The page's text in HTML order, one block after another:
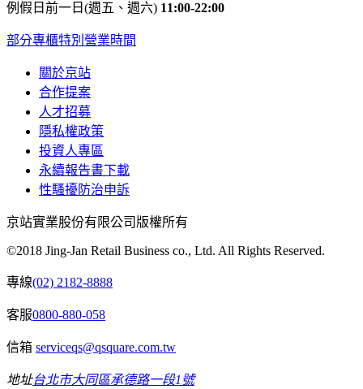
例假日前一日(週五、週六) 11:00-22:00
部分專櫃特別營業時間
關於京站
合作提案
人才招募
隱私權政策
投資人專區
永續報告書下載
性騷擾防治申訴
京站實業股份有限公司版權所有
©2018 Jing-Jan Retail Business co., Ltd. All Rights Reserved.
專線(02) 2182-8888
客服0800-880-058
信箱 serviceqs@qsquare.com.tw
地址台北市大同區承德路一段1號